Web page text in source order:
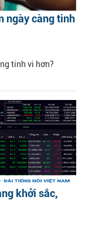
ngày càng tinh
tinh vi hơn?
khởi sắc,